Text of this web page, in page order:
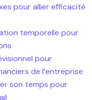
pour allier efficacité
temporelle pour
pour
de l’entreprise
son temps pour